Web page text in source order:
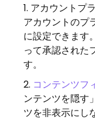
アカウントプ
アカウントのプ
に設定できます
って承認された
す。
コンテンツフ
ンテンツを隠す
ツを非表示にし